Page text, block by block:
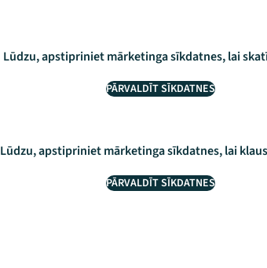
Lūdzu, apstipriniet mārketinga sīkdatnes, lai
PĀRVALDĪT SĪKDATNES
Lūdzu, apstipriniet mārketinga sīkdatnes, lai
PĀRVALDĪT SĪKDATNES